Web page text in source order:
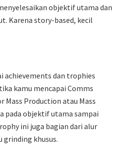
objektif utama dan
Karena story-based, kecil
achievements dan trophies
kamu mencapai Comms
Mass Production atau Mass
pada objektif utama sampai
ini juga bagian dari alur
grinding khusus.